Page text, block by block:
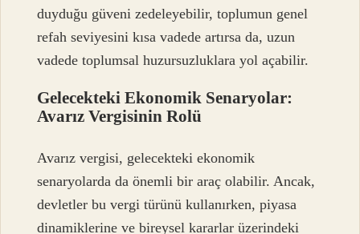
duyduğu güveni zedeleyebilir, toplumun genel
refah seviyesini kısa vadede artırsa da, uzun
vadede toplumsal huzursuzluklara yol açabilir.
Gelecekteki Ekonomik Senaryolar:
Avarız Vergisinin Rolü
Avarız vergisi, gelecekteki ekonomik
senaryolarda da önemli bir araç olabilir. Ancak,
devletler bu vergi türünü kullanırken, piyasa
dinamiklerine ve bireysel kararlar üzerindeki